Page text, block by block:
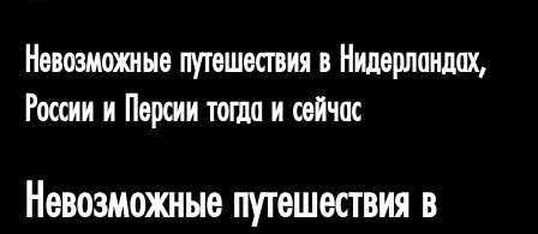
Невозможные путешествия в Нидерландах,
России и Персии тогда и сейчас
Невозможные путешествия в